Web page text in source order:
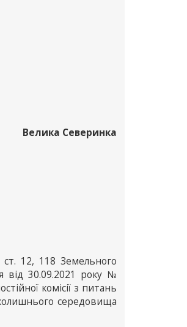
Велика Северинка
ст. 12, 118 Земельного
від 30.09.2021 року №
комісії з питань
середовища